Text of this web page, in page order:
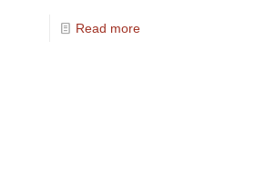
Read more